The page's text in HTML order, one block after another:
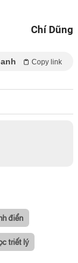
Chí Dũng
Copy link
điển
triết lý